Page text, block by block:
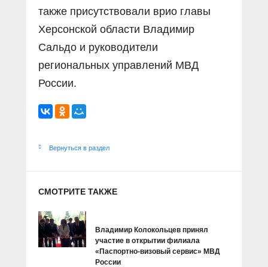
также присутствовали врио главы
Херсонской области Владимир
Сальдо и руководители
региональных управлений МВД
России.
Вернуться в раздел
СМОТРИТЕ ТАКЖЕ
Владимир Колокольцев принял
участие в открытии филиала
«Паспортно-визовый сервис» МВД
России